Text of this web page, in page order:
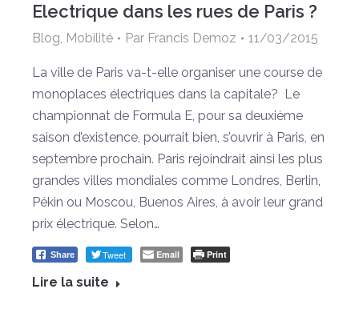
Electrique dans les rues de Paris ?
Blog, Mobilité Par Francis Demoz 11/03/2015
La ville de Paris va-t-elle organiser une course de
monoplaces électriques dans la capitale? Le
championnat de Formula E, pour sa deuxième
saison d’existence, pourrait bien, s’ouvrir à Paris, en
septembre prochain. Paris rejoindrait ainsi les plus
grandes villes mondiales comme Londres, Berlin,
Pékin ou Moscou, Buenos Aires, à avoir leur grand
prix électrique. Selon…
Share Tweet Email Print
Lire la suite